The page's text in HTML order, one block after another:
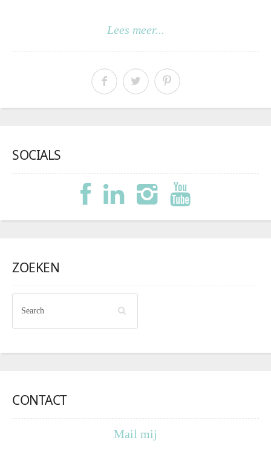
Lees meer...
SOCIALS
ZOEKEN
CONTACT
Mail mij